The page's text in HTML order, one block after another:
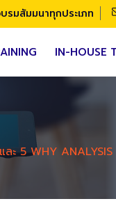
มสัมมนาทุกประเภท
IN-HOUSE
ะ 5 WHY ANALYSIS